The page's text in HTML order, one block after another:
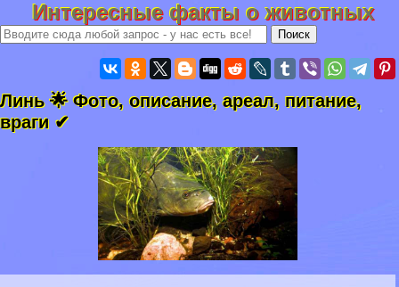
Интересные факты о животных
Линь 🌟 Фото, описание, ареал, питание,
враги ✔